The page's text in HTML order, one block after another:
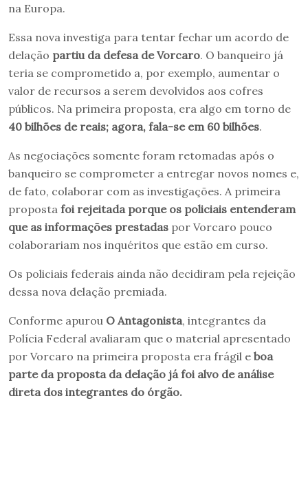
na Europa.
Essa nova investiga para tentar fechar um acordo de
delação partiu da defesa de Vorcaro. O banqueiro já
teria se comprometido a, por exemplo, aumentar o
valor de recursos a serem devolvidos aos cofres
públicos. Na primeira proposta, era algo em torno de
40 bilhões de reais; agora, fala-se em 60 bilhões.
As negociações somente foram retomadas após o
banqueiro se comprometer a entregar novos nomes e,
de fato, colaborar com as investigações. A primeira
proposta foi rejeitada porque os policiais entenderam
que as informações prestadas por Vorcaro pouco
colaborariam nos inquéritos que estão em curso.
Os policiais federais ainda não decidiram pela rejeição
dessa nova delação premiada.
Conforme apurou O Antagonista, integrantes da
Polícia Federal avaliaram que o material apresentado
por Vorcaro na primeira proposta era frágil e boa
parte da proposta da delação já foi alvo de análise
direta dos integrantes do órgão.